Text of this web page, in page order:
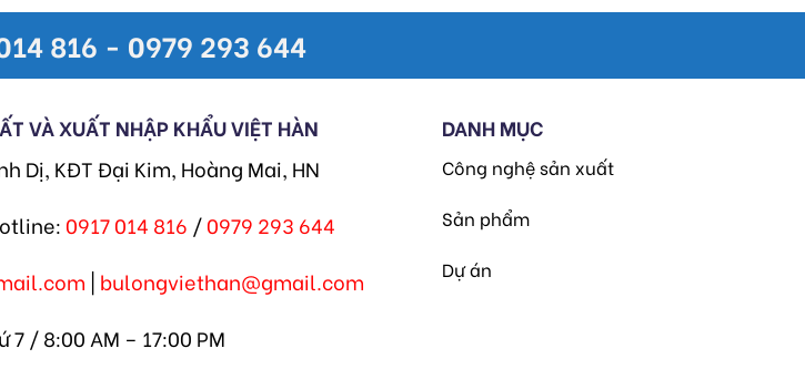
816 - 0979 293 644
VÀ XUẤT NHẬP KHẨU VIỆT HÀN
Dị, KĐT Đại Kim, Hoàng Mai, HN
0917 014 816 /0979 293 644
| bulongviethan@gmail.com
7 / 8:00 AM – 17:00 PM
DANH MỤC
Công nghệ sản xuất
Sản phẩm
Dự án